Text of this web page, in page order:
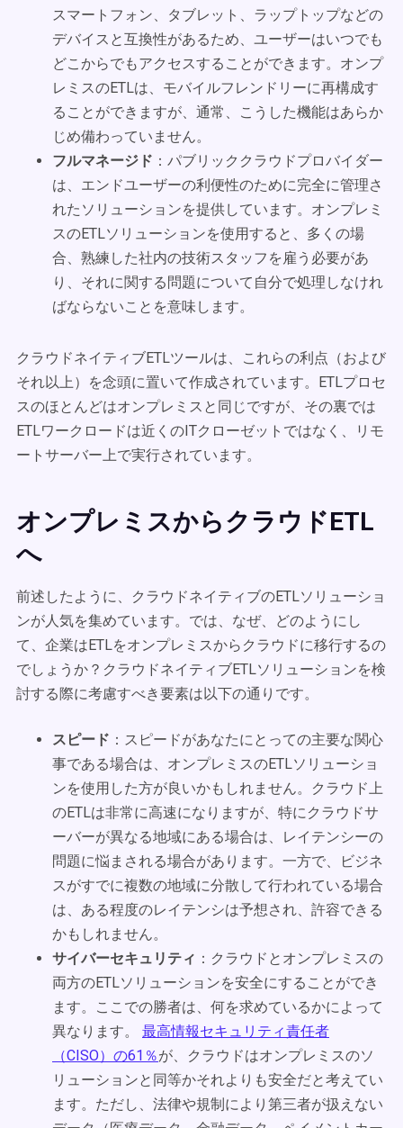
スマートフォン、タブレット、ラップトップなどの
デバイスと互換性があるため、ユーザーはいつでも
どこからでもアクセスすることができます。オンプ
レミスのETLは、モバイルフレンドリーに再構成す
ることができますが、通常、こうした機能はあらか
じめ備わっていません。
フルマネージド ：パブリッククラウドプロバイダー
は、エンドユーザーの利便性のために完全に管理さ
れたソリューションを提供しています。オンプレミ
スのETLソリューションを使用すると、多くの場
合、熟練した社内の技術スタッフを雇う必要があ
り、それに関する問題について自分で処理しなけれ
ばならないことを意味します。
クラウドネイティブETLツールは、これらの利点（および
それ以上）を念頭に置いて作成されています。ETLプロセ
スのほとんどはオンプレミスと同じですが、その裏では
ETLワークロードは近くのITクローゼットではなく、リモ
ートサーバー上で実行されています。
オンプレミスからクラウドETL
へ
前述したように、クラウドネイティブのETLソリューショ
ンが人気を集めています。では、なぜ、どのようにし
て、企業はETLをオンプレミスからクラウドに移行するの
でしょうか？クラウドネイティブETLソリューションを検
討する際に考慮すべき要素は以下の通りです。
スピード ：スピードがあなたにとっての主要な関心
事である場合は、オンプレミスのETLソリューショ
ンを使用した方が良いかもしれません。クラウド上
のETLは非常に高速になりますが、特にクラウドサ
ーバーが異なる地域にある場合は、レイテンシーの
問題に悩まされる場合があります。一方で、ビジネ
スがすでに複数の地域に分散して行われている場合
は、ある程度のレイテンシは予想され、許容できる
かもしれません。
サイバーセキュリティ ：クラウドとオンプレミスの
両方のETLソリューションを安全にすることができ
ます。ここでの勝者は、何を求めているかによって
異なります。 最高情報セキュリティ責任者
（CISO）の61％が、クラウドはオンプレミスのソ
リューションと同等かそれよりも安全だと考えてい
ます。ただし、法律や規制により第三者が扱えない